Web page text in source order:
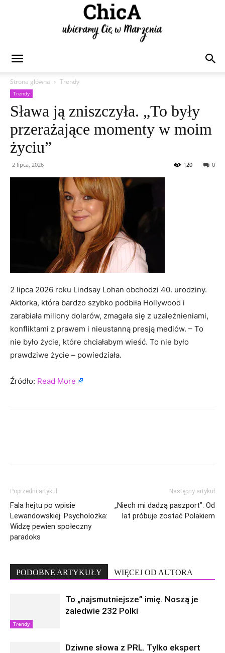
Strona główna
Trendy
Trendy
Sława ją zniszczyła. „To były
przerażające momenty w moim
życiu”
2 lipca, 2026 0
120
2 lipca 2026 roku Lindsay Lohan obchodzi 40. urodziny.
Aktorka, która bardzo szybko podbiła Hollywood i
zarabiała miliony dolarów, zmagała się z uzależnieniami,
konfliktami z prawem i nieustanną presją mediów. – To
nie było życie, które chciałabym wieść. To nie było
prawdziwe życie – powiedziała.
Źródło: Read More
Poprzedni artykuł
Fala hejtu po wpisie
Lewandowskiej. Psycholożka:
Widzę pewien społeczny
paradoks
Następny artykuł
„Niech mi dadzą paszport”. Od
lat próbuje zostać Polakiem
PODOBNE ARTYKUŁY WIĘCEJ OD AUTORA
Trendy
To „najsmutniejsze” imię. Noszą je
zaledwie 232 Polki
Dziwne słowa z PRL. Tylko ekspert